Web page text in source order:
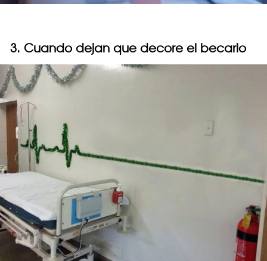
3. Cuando dejan que decore el becario